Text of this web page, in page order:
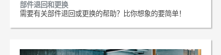
部件退回和更换
需要有关部件退回或更换的帮助？比你想象的要简单！